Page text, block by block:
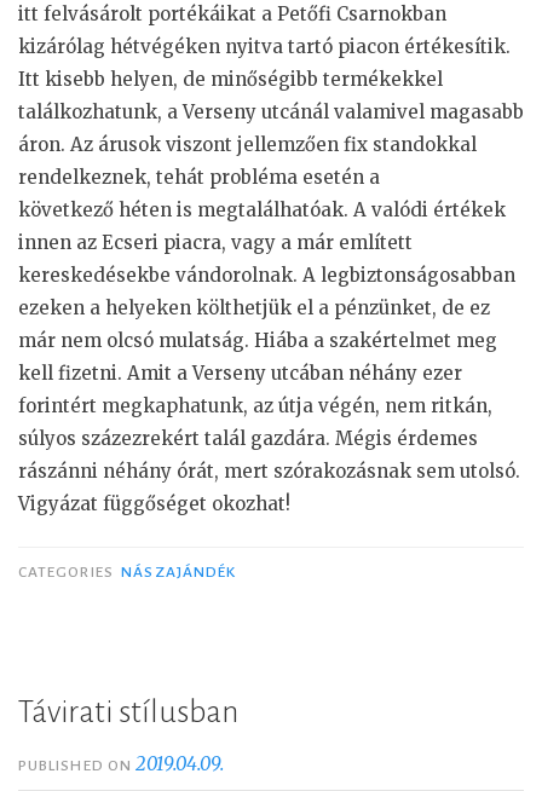
itt felvásárolt portékáikat a Petőfi Csarnokban
kizárólag hétvégéken nyitva tartó piacon értékesítik.
Itt kisebb helyen, de minőségibb termékekkel
találkozhatunk, a Verseny utcánál valamivel magasabb
áron. Az árusok viszont jellemzően fix standokkal
rendelkeznek, tehát probléma esetén a
következő héten is megtalálhatóak. A valódi értékek
innen az Ecseri piacra, vagy a már említett
kereskedésekbe vándorolnak. A legbiztonságosabban
ezeken a helyeken költhetjük el a pénzünket, de ez
már nem olcsó mulatság. Hiába a szakértelmet meg
kell fizetni. Amit a Verseny utcában néhány ezer
forintért megkaphatunk, az útja végén, nem ritkán,
súlyos százezrekért talál gazdára. Mégis érdemes
rászánni néhány órát, mert szórakozásnak sem utolsó.
Vigyázat függőséget okozhat!
CATEGORIES NÁSZAJÁNDÉK
Távirati stílusban
PUBLISHED ON2019.04.09.